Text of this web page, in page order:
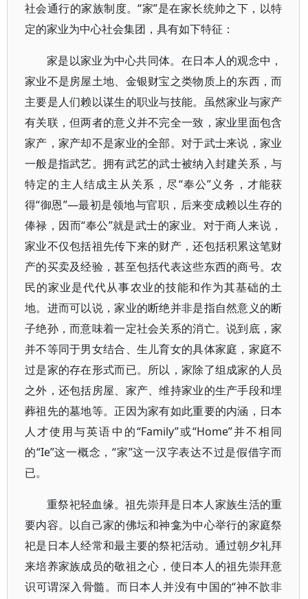
社会通行的家族制度。“家”是在家长统帅之下，以特
定的家业为中心社会集团，具有如下特征：
家是以家业为中心共同体。在日本人的观念中，
家业不是房屋土地、金银财宝之类物质上的东西，而
主要是人们赖以谋生的职业与技能。虽然家业与家产
有关联，但两者的意义并不完全一致，家业里面包含
家产，家产却不是家业的全部。对于武士来说，家业
一般是指武艺。拥有武艺的武士被纳入封建关系，与
特定的主人结成主从关系，尽“奉公”义务，才能获
得“御恩”—最初是领地与官职，后来变成赖以生存的
俸禄，因而“奉公”就是武士的家业。对于商人来说，
家业不仅包括祖先传下来的财产，还包括积累这笔财
产的买卖及经验，甚至包括代表这些东西的商号。农
民的家业是代代从事农业的技能和作为其基础的土
地。进而可以说，家业的断绝并非是指自然意义的断
子绝孙，而意味着一定社会关系的消亡。说到底，家
并不等同于男女结合、生儿育女的具体家庭，家庭不
过是家的存在形式而已。所以，家除了组成家的人员
之外，还包括房屋、家产、维持家业的生产手段和埋
葬祖先的墓地等。正因为家有如此重要的内涵，日本
人才使用与英语中的“Family”或“Home”并不相同
的“Ie”这一概念，“家”这一汉字表达不过是假借字而
已。
重祭祀轻血缘。祖先崇拜是日本人家族生活的重
要内容。以自己家的佛坛和神龛为中心举行的家庭祭
祀是日本人经常和最主要的祭祀活动。通过朝夕礼拜
来培养家族成员的敬祖之心，使日本人的祖先崇拜意
识可谓深入骨髓。而日本人并没有中国的“神不歆非